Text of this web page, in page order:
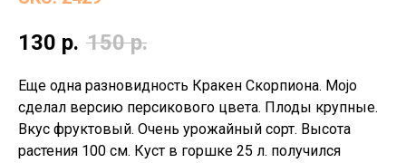
130 р. 150 р.
Еще одна разновидность Кракен Скорпиона. Mojo
сделал версию персикового цвета. Плоды крупные.
Вкус фруктовый. Очень урожайный сорт. Высота
растения 100 см. Куст в горшке 25 л. получился